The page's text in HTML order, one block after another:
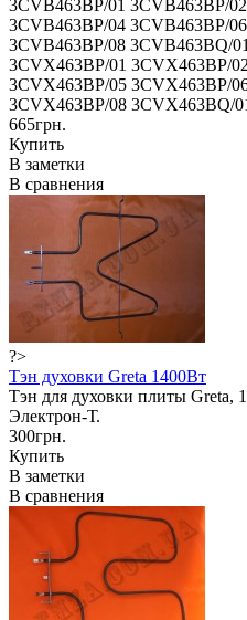
3CVB463BP/01 3CVB463BP/
3CVB463BP/04 3CVB463BP/
3CVB463BP/08 3CVB463BQ/
3CVX463BP/01 3CVX463BP/
3CVX463BP/05 3CVX463BP/
3CVX463BP/08 3CVX463BQ/
665грн.
Купить
В заметки
В сравнения
?>
Тэн духовки Greta 1400Вт
Тэн для духовки плиты Greta,
Электрон-Т.
300грн.
Купить
В заметки
В сравнения